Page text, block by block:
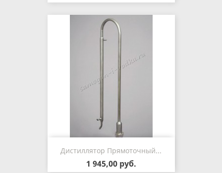
Дистиллятор Прямоточный...
1 945,00 руб.